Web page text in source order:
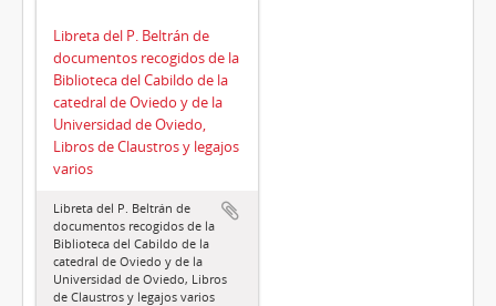
Libreta del P. Beltrán de
documentos recogidos de la
Biblioteca del Cabildo de la
catedral de Oviedo y de la
Universidad de Oviedo,
Libros de Claustros y legajos
varios
Libreta del P. Beltrán de
documentos recogidos de la
Biblioteca del Cabildo de la
catedral de Oviedo y de la
Universidad de Oviedo, Libros
de Claustros y legajos varios